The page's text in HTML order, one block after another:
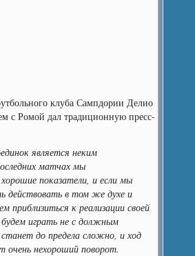
клуба Сампдории Делио
с Ромой дал традиционную пресс-
является неким
матчах мы
показатели, и если мы
действовать в том же духе и
приблизиться к реализации своей
играть не с должным
до предела сложно, и ход
очень нехороший поворот.